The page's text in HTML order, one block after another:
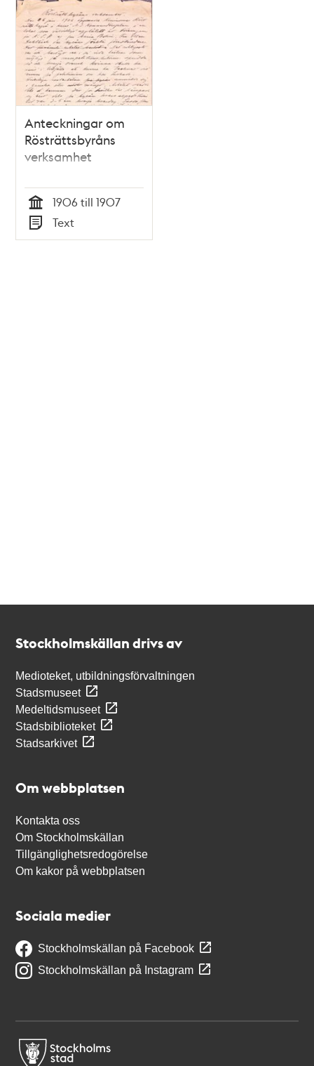
Anteckningar om
Rösträttsbyråns
verksamhet
Tid
1906 till 1907
Typ
Text
Stockholmskällan drivs av
Medioteket, utbildningsförvaltningen
Stadsmuseet
Medeltidsmuseet
Stadsbiblioteket
Stadsarkivet
Om webbplatsen
Kontakta oss
Om Stockholmskällan
Tillgänglighetsredogörelse
Om kakor på webbplatsen
Sociala medier
Stockholmskällan på Facebook
Stockholmskällan på Instagram